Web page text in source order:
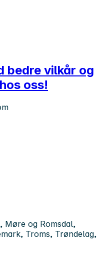
bedre vilkår og
oss!
Møre og Romsdal,
Troms, Trøndelag,